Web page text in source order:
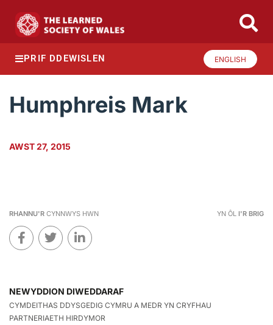
PRIF DDEWISLEN ENGLISH
Humphreis Mark
AWST 27, 2015
RHANNU'R CYNNWYS HWN YN ÔL I'R BRIG
NEWYDDION DIWEDDARAF
CYMDEITHAS DDYSGEDIG CYMRU A MEDR YN CRYFHAU
PARTNERIAETH HIRDYMOR